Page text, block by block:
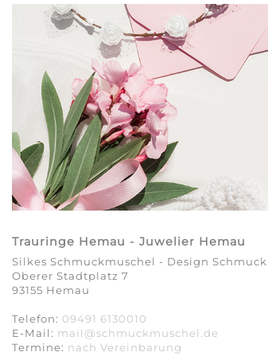
Trauringe Hemau - Juwelier Hemau
Silkes Schmuckmuschel - Design Schmuck
Oberer Stadtplatz 7
93155 Hemau
Telefon: 09491 6130010
E-Mail: mail@schmuckmuschel.de
Termine: nach Vereinbarung​​​​​​​